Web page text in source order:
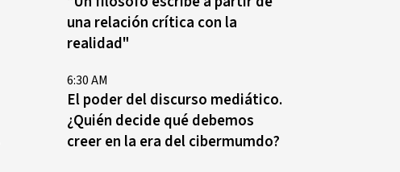
una relación crítica con la
realidad"
6:30 AM
El poder del discurso mediático.
¿Quién decide qué debemos
creer en la era del cibermumdo?